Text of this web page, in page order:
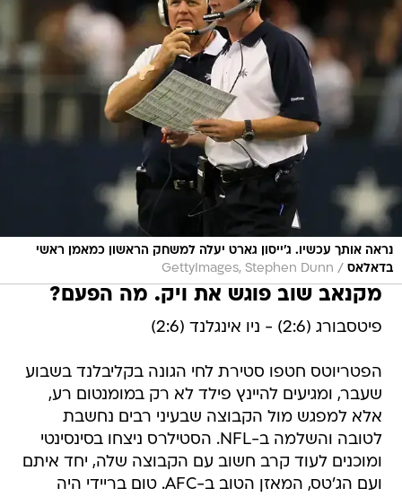
נראה אותך עכשיו. ג'ייסון גארט יעלה למשחק הראשון כמאמן ראשי
בדאלאס /
GettyImages, Stephen Dunn
מקנאב שוב פוגש את ויק. מה הפעם?
פיטסבורג (2:6) - ניו אינגלנד (2:6)
הפטריוטס חטפו סטירת לחי הגונה בקליבלנד בשבוע
שעבר, ומגיעים להיינץ פילד לא רק במומנטום רע,
אלא למפגש מול הקבוצה שבעיני רבים נחשבת
לטובה והשלמה ב-NFL. הסטילרס ניצחו בסינסינטי
ומוכנים לעוד קרב חשוב עם הקבוצה שלה, יחד איתם
ועם הג'טס, המאזן הטוב ב-AFC. טום בריידי היה